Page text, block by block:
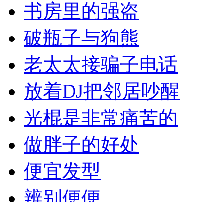
书房里的强盗
破瓶子与狗熊
老太太接骗子电话
放着DJ把邻居吵醒
光棍是非常痛苦的
做胖子的好处
便宜发型